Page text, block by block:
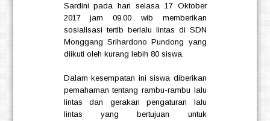
Sardini pada hari selasa 17 Oktober
2017 jam 09.00 wib memberikan
sosialisasi tertib berlalu lintas di SDN
Monggang Srihardono Pundong yang
diikuti oleh kurang lebih 80 siswa.
Dalam kesempatan ini siswa diberikan
pemahaman tentang rambu-rambu lalu
lintas dan gerakan pengaturan lalu
lintas yang bertujuan untuk